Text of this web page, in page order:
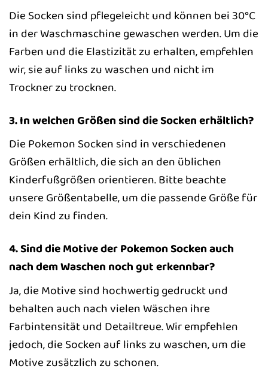
Die Socken sind pflegeleicht und können bei 30°C
in der Waschmaschine gewaschen werden. Um die
Farben und die Elastizität zu erhalten, empfehlen
wir, sie auf links zu waschen und nicht im
Trockner zu trocknen.
3. In welchen Größen sind die Socken erhältlich?
Die Pokemon Socken sind in verschiedenen
Größen erhältlich, die sich an den üblichen
Kinderfußgrößen orientieren. Bitte beachte
unsere Größentabelle, um die passende Größe für
dein Kind zu finden.
4. Sind die Motive der Pokemon Socken auch
nach dem Waschen noch gut erkennbar?
Ja, die Motive sind hochwertig gedruckt und
behalten auch nach vielen Wäschen ihre
Farbintensität und Detailtreue. Wir empfehlen
jedoch, die Socken auf links zu waschen, um die
Motive zusätzlich zu schonen.